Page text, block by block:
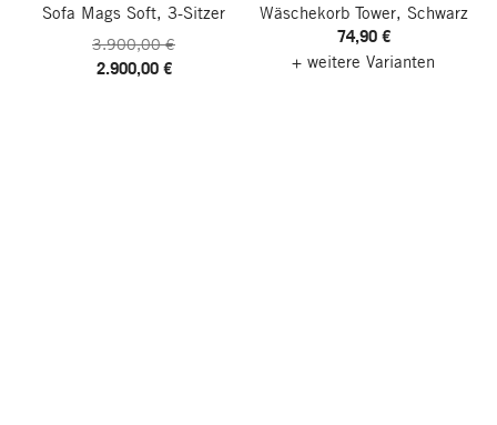
Sofa Mags Soft, 3-Sitzer
3.900,00 €
2.900,00 €
Wäschekorb Tower, Schwarz
74,90 €
+ weitere Varianten